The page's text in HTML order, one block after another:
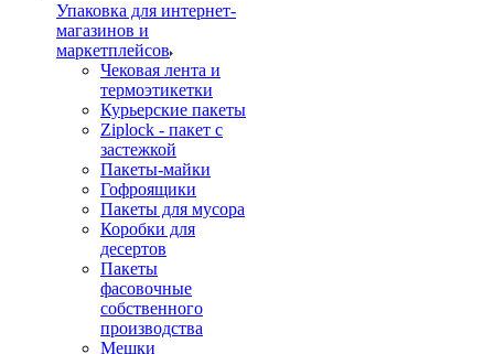
Упаковка для интернет-
магазинов и
маркетплейсов
Чековая лента и
термоэтикетки
Курьерские пакеты
Ziplock - пакет с
застежкой
Пакеты-майки
Гофроящики
Пакеты для мусора
Коробки для
десертов
Пакеты
фасовочные
собственного
производства
Мешки